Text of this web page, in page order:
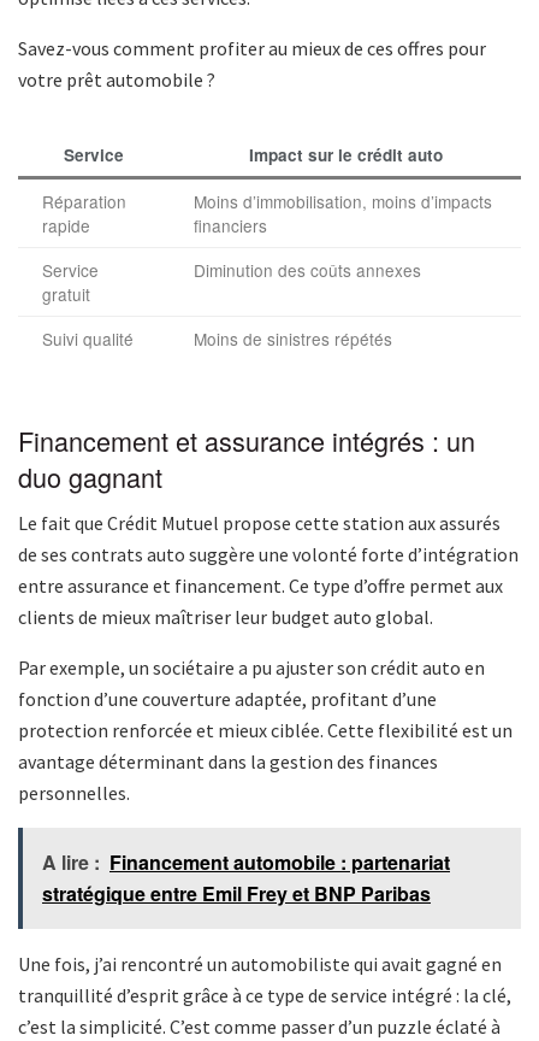
Savez-vous comment profiter au mieux de ces offres pour
votre prêt automobile ?
Service Impact sur le crédit auto
Réparation
rapide
Moins d’immobilisation, moins d’impacts
financiers
Service
gratuit
Diminution des coûts annexes
Suivi qualité Moins de sinistres répétés
Financement et assurance intégrés : un
duo gagnant
Le fait que Crédit Mutuel propose cette station aux assurés
de ses contrats auto suggère une volonté forte d’intégration
entre assurance et financement. Ce type d’offre permet aux
clients de mieux maîtriser leur budget auto global.
Par exemple, un sociétaire a pu ajuster son crédit auto en
fonction d’une couverture adaptée, profitant d’une
protection renforcée et mieux ciblée. Cette flexibilité est un
avantage déterminant dans la gestion des finances
personnelles.
A lire : Financement automobile : partenariat
stratégique entre Emil Frey et BNP Paribas
Une fois, j’ai rencontré un automobiliste qui avait gagné en
tranquillité d’esprit grâce à ce type de service intégré : la clé,
c’est la simplicité. C’est comme passer d’un puzzle éclaté à